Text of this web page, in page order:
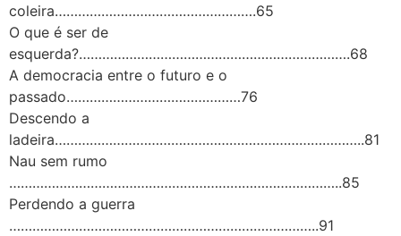
coleira…………………………………………….65
O que é ser de
esquerda?…………………………………………………………….68
A democracia entre o futuro e o
passado………………………………………76
Descendo a
ladeira……………………………………………………………………..81
Nau sem rumo
…………………………………………………………………………..85
Perdendo a guerra
……………………………………………………………………..91